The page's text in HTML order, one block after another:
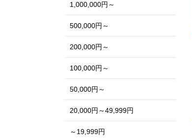
1,000,000円～
500,000円～
200,000円～
100,000円～
50,000円～
20,000円～49,999円
～19,999円